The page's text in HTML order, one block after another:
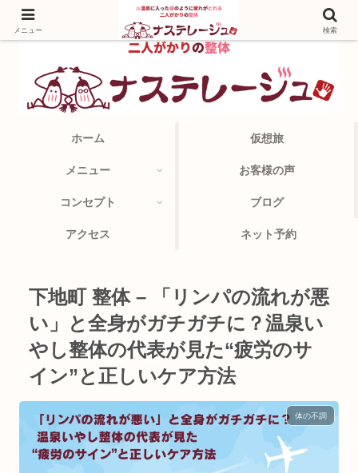
ホーム 仮想旅
メニュー お客様の声
コンセプト ブログ
アクセス ネット予約
下地町 整体 – 「リンパの流れが悪
い」と全身がガチガチに？温泉い
やし整体の代表が見た“疲労のサ
イン”と正しいケア方法
体の不調
メニュー 検索